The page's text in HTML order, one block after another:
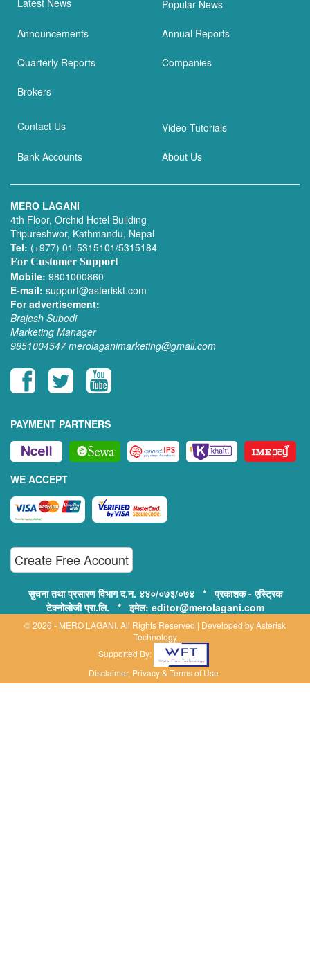
Latest News Popular News
Announcements Annual Reports
Quarterly Reports Companies
Brokers
Contact Us Video Tutorials
Bank Accounts About Us
MERO LAGANI
4th Floor, Orchid Hotel Building
Tripureshwor, Kathmandu, Nepal
Tel: (+977) 01-5315101/5315184
For Customer Support
Mobile: 9801000860
E-mail: support@asteriskt.com
For advertisement:
Brajesh Subedi
Marketing Manager
9851004547 merolaganimarketing@gmail.com
PAYMENT PARTNERS
WE ACCEPT
Create Free Account
सुचना तथा प्रसारण विभाग द.न. ४४०/०७३/०७४ * प्रकाशक - एस्ट्रिक
टेक्नोलोजी प्रा.लि. * इमेल: editor@merolagani.com
© 2026 - MERO LAGANI. All Rights Reserved | Developed byAsterisk
Technology
Supported By:
Disclaimer, Privacy & Terms of Use